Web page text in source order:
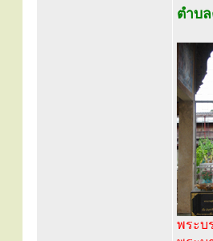
ตำบ
พระบ